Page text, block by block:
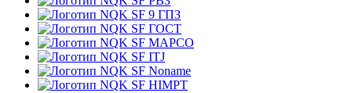
9 ГПЗ
ГОСТ
MAPCO
ITJ
Noname
HIMPT